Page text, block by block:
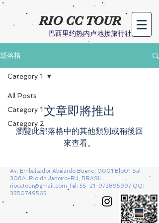
RIO CC TOUR​
巴西里约热内卢地接旅行社
部落格
All Posts
Category 1
Category 2
Category 1
文章即將推出
瀏覽此部落格中的其他類別或稍後回
來查看。
Av. Embaisador Abelardo Bueno, 0001 Blo01 Sal
308A Rio de Janeiro-RJ, BRASIL,
riocctour@gmail.com Tel: 55-21-972895997 QQ:
3550749565